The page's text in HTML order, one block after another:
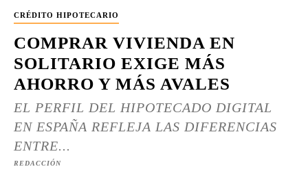
CRÉDITO HIPOTECARIO
COMPRAR VIVIENDA EN
SOLITARIO EXIGE MÁS
AHORRO Y MÁS AVALES
EL PERFIL DEL HIPOTECADO DIGITAL
EN ESPAÑA REFLEJA LAS DIFERENCIAS
ENTRE...
REDACCIÓN